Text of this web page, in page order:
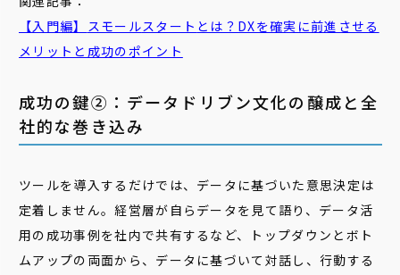
【入門編】 スモールスタート とは？DXを確実に前進させる
メリットと成功のポイント
成功の鍵②：データドリブン文化の醸成と全
社的な巻き込み
ツールを導入するだけでは、データに基づいた意思決定は
定着しません。経営層が自らデータを見て語り、データ活
用の成功事例を社内で共有するなど、トップダウンとボト
ムアップの両面から、データに基づいて対話し、行動する